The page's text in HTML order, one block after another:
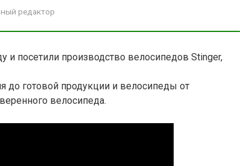
редактор
и посетили производство велосипедов Stinger,
до готовой продукции и велосипеды от
велосипеда.